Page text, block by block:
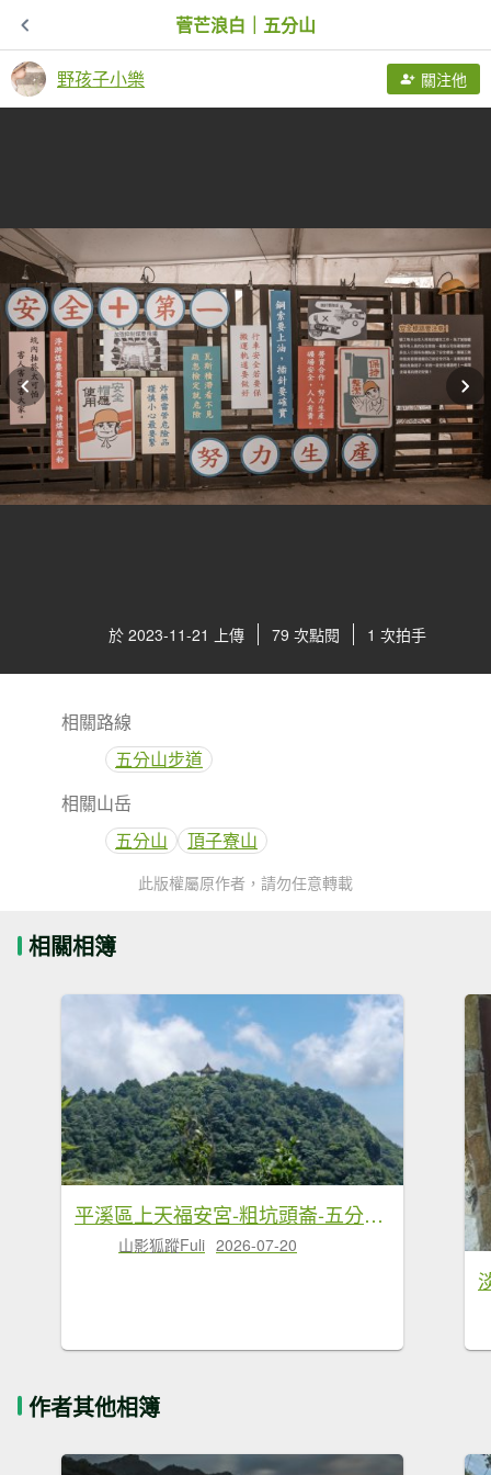
菅芒浪白｜五分山
野孩子小樂 關注他
於 2023-11-21 上傳 79 次點閱 1 次拍手
相關路線
五分山步道
相關山岳
五分山
頂子寮山
此版權屬原作者，請勿任意轉載
相關相簿
平溪區上天福安宮-粗坑頭崙-五分山西峰-五分山步道去回
山影狐蹤Fuli 2026-07-20
作者其他相簿